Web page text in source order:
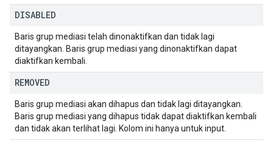
DISABLED
Baris grup mediasi telah dinonaktifkan dan tidak lagi
ditayangkan. Baris grup mediasi yang dinonaktifkan dapat
diaktifkan kembali.
REMOVED
Baris grup mediasi akan dihapus dan tidak lagi ditayangkan.
Baris grup mediasi yang dihapus tidak dapat diaktifkan kembali
dan tidak akan terlihat lagi. Kolom ini hanya untuk input.